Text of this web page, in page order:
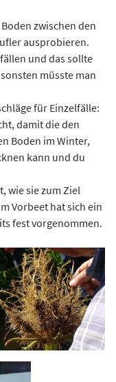
zwischen den
ausprobieren.
und das sollte
müsste man
für Einzelfälle:
damit die den
Boden im Winter,
kann und du
wie sie zum Ziel
Vorbeet hat sich ein
fest vorgenommen.